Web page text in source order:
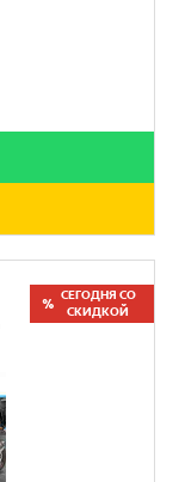
СЕГОДНЯ СО
СКИДКОЙ